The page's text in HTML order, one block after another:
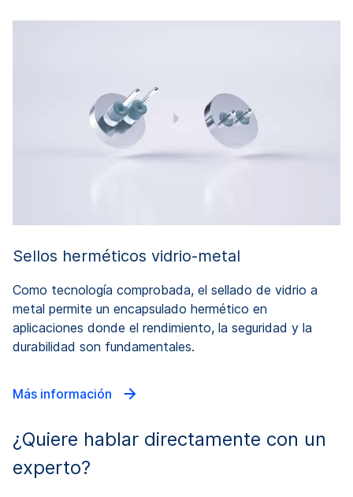
Sellos herméticos vidrio-metal
Como tecnología comprobada, el sellado de vidrio a
metal permite un encapsulado hermético en
aplicaciones donde el rendimiento, la seguridad y la
durabilidad son fundamentales.
Más información
¿Quiere hablar directamente con un
experto?